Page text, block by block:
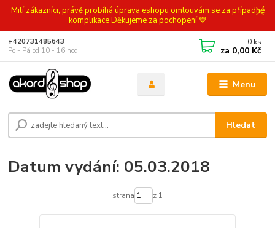
Milí zákazníci, právě probíhá úprava eshopu omlouvám se za případné
komplikace Děkujeme za pochopení 💙
Menu
Hledat
+420731485643
Po - Pá od 10 - 16 hod.
0 ks
za 0,00 Kč
Datum vydání: 05.03.2018
strana z 1